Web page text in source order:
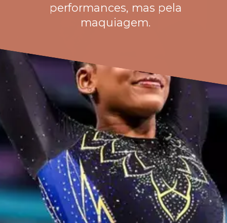
performances, mas pela